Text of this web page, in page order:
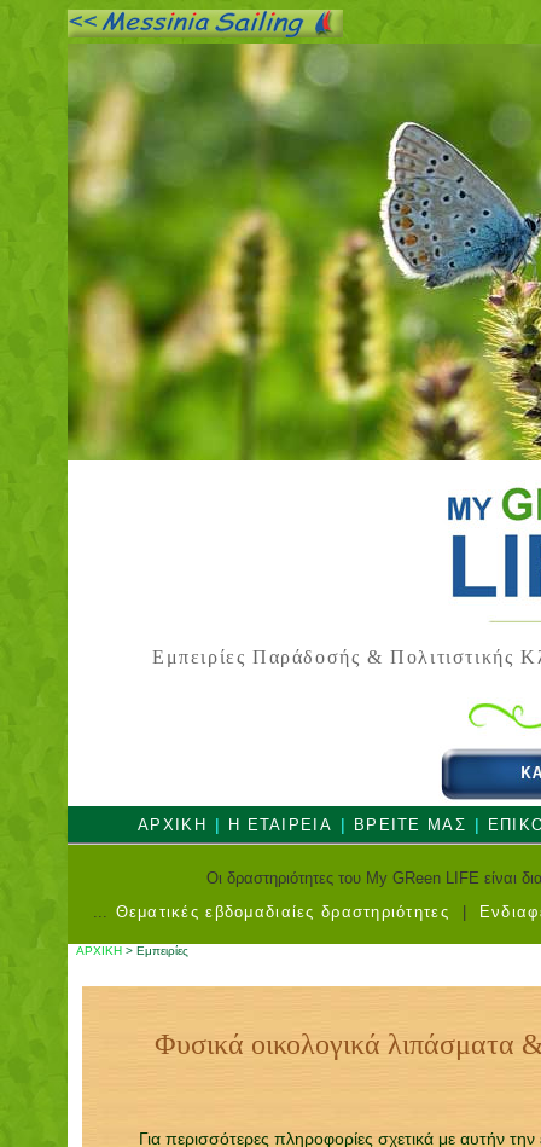
Εμπειρίες Παράδοσής & Πολιτιστικής
ΑΡΧΙΚΗ | Η ΕΤΑΙΡΕΙΑ | ΒΡΕΙΤΕ ΜΑΣ |
Οι δραστηριότητες του My GReen LIFE είναι
Θεματικές εβδομαδιαίες δραστηριότητες |
ΑΡΧΙΚΗ > Εμπειρίες
Φυσικά οικολογικά λιπάσματα
Για περισσότερες πληροφορίες σχετικά με αυτήν